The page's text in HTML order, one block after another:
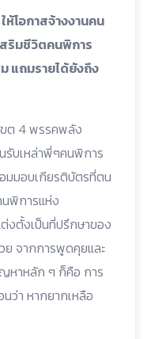
โอกาสจ้างงานคน
สริมชีวิตคนพิการ
แถมรายได้ยังถึง
ต 4 พรรคพลัง
รับเหล่าพี่ๆคนพิการ
มมอบเกียรติบัตรที่ตน
พิการแห่ง
งตั้งเป็นที่ปรึกษาของ
จากการพูดคุยและ
หาหลัก ๆ ก็คือ การ
ว่า หากยากเหลือ